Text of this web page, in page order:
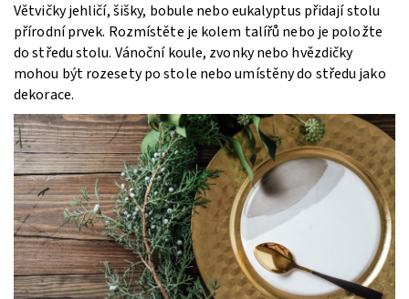
Větvičky jehličí, šišky, bobule nebo eukalyptus přidají stolu
přírodní prvek. Rozmístěte je kolem talířů nebo je položte
do středu stolu. Vánoční koule, zvonky nebo hvězdičky
mohou být rozesety po stole nebo umístěny do středu jako
dekorace.